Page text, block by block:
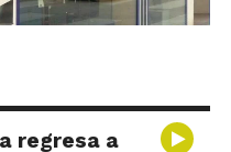
regresa a